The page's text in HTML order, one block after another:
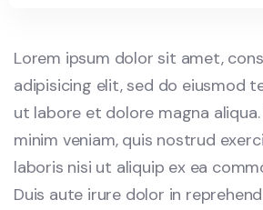
Lorem ipsum dolor sit amet,
adipisicing elit, sed do eiusmod
ut labore et dolore magna
minim veniam, quis nostrud
laboris nisi ut aliquip ex ea
Duis aute irure dolor in